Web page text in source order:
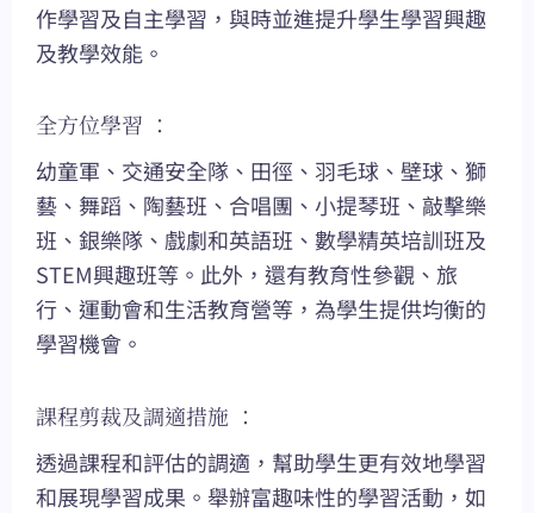
作學習及自主學習，與時並進提升學生學習興趣
及教學效能。
全方位學習 ：
幼童軍、交通安全隊、田徑、羽毛球、壁球、獅
藝、舞蹈、陶藝班、合唱團、小提琴班、敲擊樂
班、銀樂隊、戲劇和英語班、數學精英培訓班及
STEM興趣班等。此外，還有教育性參觀、旅
行、運動會和生活教育營等，為學生提供均衡的
學習機會。
課程剪裁及調適措施 ：
透過課程和評估的調適，幫助學生更有效地學習
和展現學習成果。舉辦富趣味性的學習活動，如